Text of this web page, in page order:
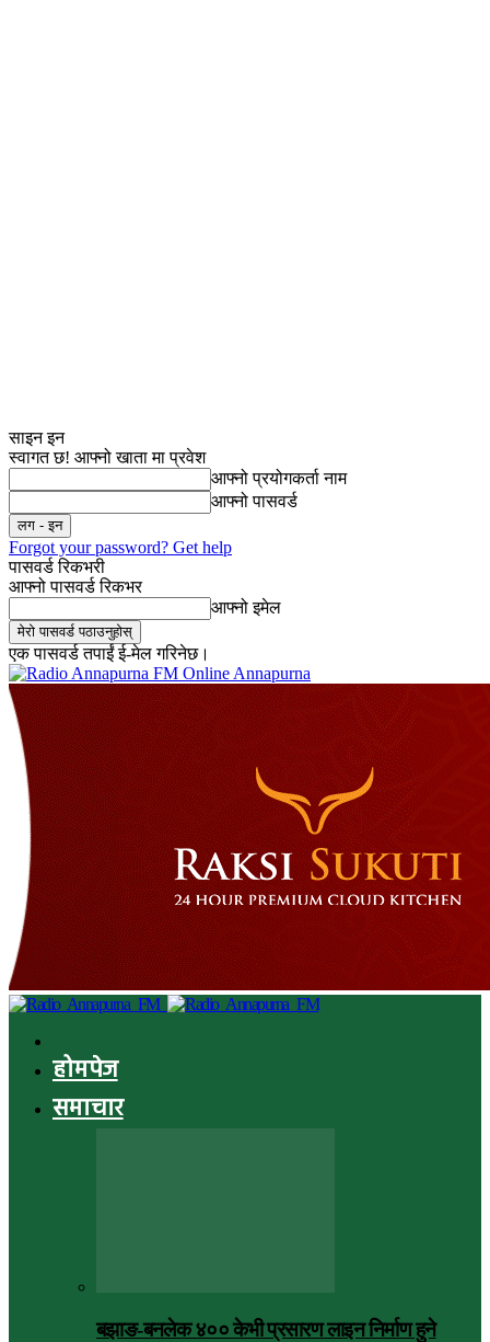
साइन इन
स्वागत छ! आफ्नो खाता मा प्रवेश
आफ्नो प्रयोगकर्ता नाम
आफ्नो पासवर्ड
Forgot your password? Get help
पासवर्ड रिकभरी
आफ्नो पासवर्ड रिकभर
आफ्नो इमेल
एक पासवर्ड तपाईं ई-मेल गरिनेछ।
Online Annapurna
होमपेज
समाचार
बझाङ-बनलेक ४०० केभी प्रसारण लाइन निर्माण हुने